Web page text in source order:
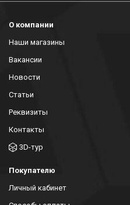
О компании
Наши магазины
Вакансии
Новости
Статьи
Реквизиты
Контакты
3D-тур
Покупателю
Личный кабинет